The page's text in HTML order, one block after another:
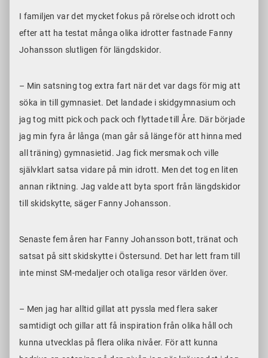
I familjen var det mycket fokus på rörelse och idrott och
efter att ha testat många olika idrotter fastnade Fanny
Johansson slutligen för längdskidor.
– Min satsning tog extra fart när det var dags för mig att
söka in till gymnasiet. Det landade i skidgymnasium och
jag tog mitt pick och pack och flyttade till Åre. Där började
jag min fyra år långa (man går så länge för att hinna med
all träning) gymnasietid. Jag fick mersmak och ville
självklart satsa vidare på min idrott. Men det tog en liten
annan riktning. Jag valde att byta sport från längdskidor
till skidskytte, säger Fanny Johansson.
Senaste fem åren har Fanny Johansson bott, tränat och
satsat på sitt skidskytte i Östersund. Det har lett fram till
inte minst SM-medaljer och otaliga resor världen över.
– Men jag har alltid gillat att pyssla med flera saker
samtidigt och gillar att få inspiration från olika håll och
kunna utvecklas på flera olika nivåer. För att kunna